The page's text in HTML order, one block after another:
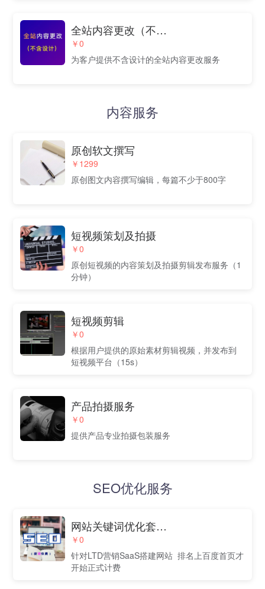
全站内容更改（不含设计）
￥0
为客户提供不含设计的全站内容更改服务
内容服务
原创软文撰写
￥1299
原创图文内容撰写编辑，每篇不少于800字
短视频策划及拍摄
￥0
原创短视频的内容策划及拍摄剪辑发布服务（1
分钟）
短视频剪辑
￥0
根据用户提供的原始素材剪辑视频，并发布到
短视频平台（15s）
产品拍摄服务
￥0
提供产品专业拍摄包装服务
SEO优化服务
网站关键词优化套餐（优惠价低至3折，上首页才计费）
￥0
针对LTD营销SaaS搭建网站 排名上百度首页才
开始正式计费